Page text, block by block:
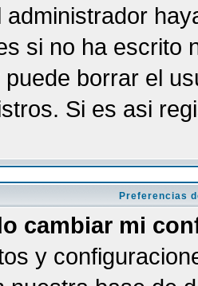
administrador
si no ha escrito
borrar el
Si es asi
Preferencias
cambiar mi
y